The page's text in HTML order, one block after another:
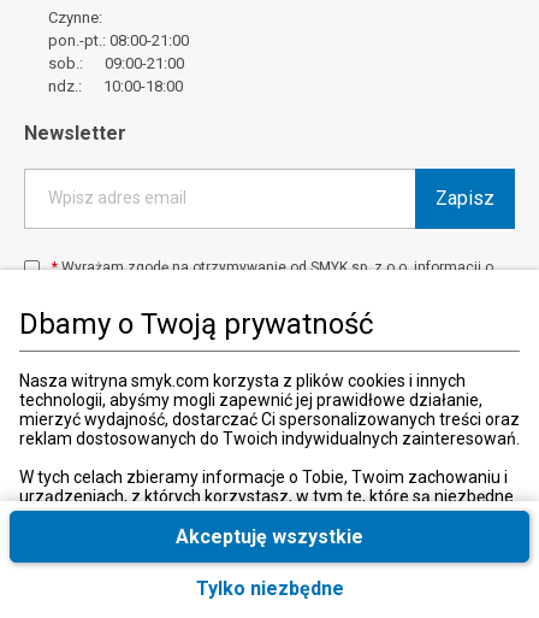
Dbamy o Twoją prywatność
Nasza witryna smyk.com korzysta z plików cookies i innych
technologii, abyśmy mogli zapewnić jej prawidłowe działanie,
mierzyć wydajność, dostarczać Ci spersonalizowanych treści oraz
reklam dostosowanych do Twoich indywidualnych zainteresowań.
W tych celach zbieramy informacje o Tobie, Twoim zachowaniu i
urządzeniach, z których korzystasz, w tym te, które są niezbędne
do prawidłowego funkcjonowania strony internetowej smyk.com.
Te niezbędne pliki cookies możesz wyłączyć zmieniając
Tylko niezbędne
Akceptuję wszystkie
Czynne:
pon.-pt.: 08:00-21:00
sob.: 09:00-21:00
ndz.: 10:00-18:00
Newsletter
Wpisz adres email Zapisz
*Wyrażam zgodę na otrzymywanie od SMYK sp. z o.o. informacji o
elektronicznej (e-mail).
W każdej chwili możesz z łatwością cofnąć wyrażone zgody.
Kraj i język: Polska (Poland)
© 2026, SMYK sp. z o.o.